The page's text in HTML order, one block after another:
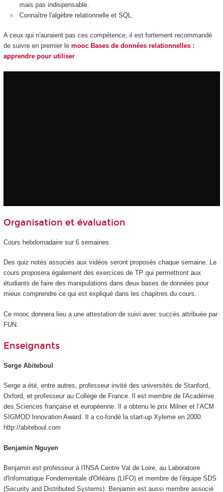
mais pas indispensable.
Connaître l'algèbre relationnelle et SQL.
A ceux qui n'auraient pas ces compétence, il est fortement recommandé
de suivre en premier le mooc Bases de données relationnelles :
apprendre pour utiliser
Organisation et évaluation
Cours hebdomadaire sur 6 semaines.
Des quiz notés associés aux vidéos seront proposés chaque semaine. Le
cours proposera également des exercices de TP qui permettront aux
étudiants de faire des manipulations dans deux bases de données pour
mieux comprendre ce qui est expliqué dans les chapitres du cours.
Ce mooc donnera lieu a une attestation de suivi avec succès attribuée par
FUN.
Enseignants
Serge Abiteboul
Serge a été, entre autres, professeur invité des universités de Stanford,
Oxford, et professeur au Collège de France. Il est membre de l'Académie
des Sciences française et européenne. Il a obtenu le prix Milner et l’ACM
SIGMOD Innovation Award. Il a co-fondé la start-up Xyleme en 2000.
http://abiteboul.com
Benjamin Nguyen
Benjamin est professeur à l'INSA Centre Val de Loire, au Laboratoire
d'Informatique Fondementale d'Orléans (LIFO) et membre de l'équipe SDS
(Security and Distributed Systems). Benjamin est aussi membre associé